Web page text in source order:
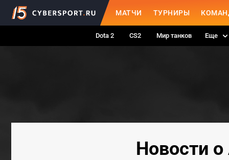
МАТЧИ ТУРНИРЫ
Dota 2 CS2 Мир танков Еще
Новости о